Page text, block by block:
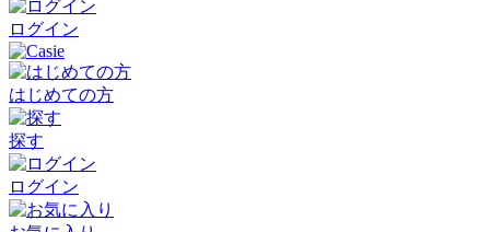
ログイン
はじめての方
探す
ログイン